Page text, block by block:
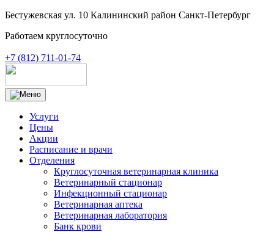
Бестужевская ул. 10 Калининский район Санкт-Петербург
Работаем круглосуточно
+7 (812) 711-01-74
Услуги
Цены
Акции
Расписание и врачи
Отделения
Круглосуточная ветеринарная клиника
Ветеринарный стационар
Инфекционный стационар
Ветеринарная аптека
Ветеринарная лаборатория
Банк крови